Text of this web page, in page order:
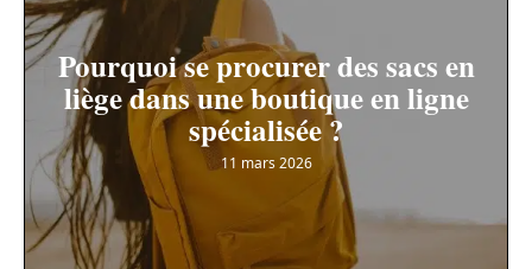
Pourquoi se procurer des sacs en
liège dans une boutique en ligne
spécialisée ?
11 mars 2026